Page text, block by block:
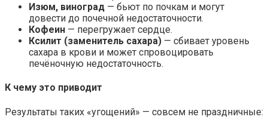
Изюм, виноград — бьют по почкам и могут
довести до почечной недостаточности.
Кофеин — перегружает сердце.
Ксилит (заменитель сахара) — сбивает уровень
сахара в крови и может спровоцировать
печёночную недостаточность.
К чему это приводит
Результаты таких «угощений» — совсем не праздничные: